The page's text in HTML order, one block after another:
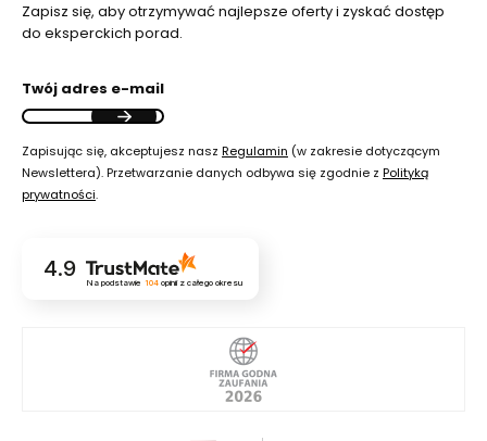
Zapisz się, aby otrzymywać najlepsze oferty i zyskać dostęp
do eksperckich porad.
Twój adres e-mail
Zapisując się, akceptujesz nasz Regulamin (w zakresie dotyczącym
Newslettera). Przetwarzanie danych odbywa się zgodnie z Polityką
prywatności.
4.9
Na podstawie 104opinii z całego okresu